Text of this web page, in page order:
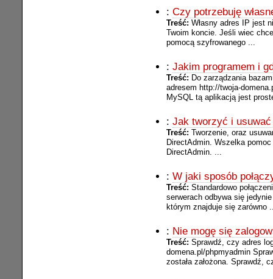
: Czy potrzebuję
Treść: Własny adres IP jest
Twoim koncie. Jeśli wiec
pomocą szyfrowanego ...
: Jakim programem i
Treść: Do zarządzania
adresem http://twoja-
MySQL tą aplikacją jest
: Jak tworzyć i
Treść: Tworzenie, oraz
DirectAdmin. Wszelka
DirectAdmin. ...
: W jaki sposób
Treść: Standardowo
serwerach odbywa się
którym znajduje się zarówno
: Nie mogę się
Treść: Sprawdź, czy adres
domena.pl/phpmyadmin
została założona. Sprawdź,